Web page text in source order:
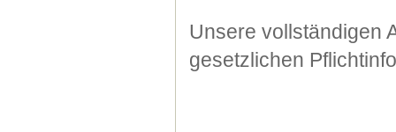
Unsere vollständigen
gesetzlichen